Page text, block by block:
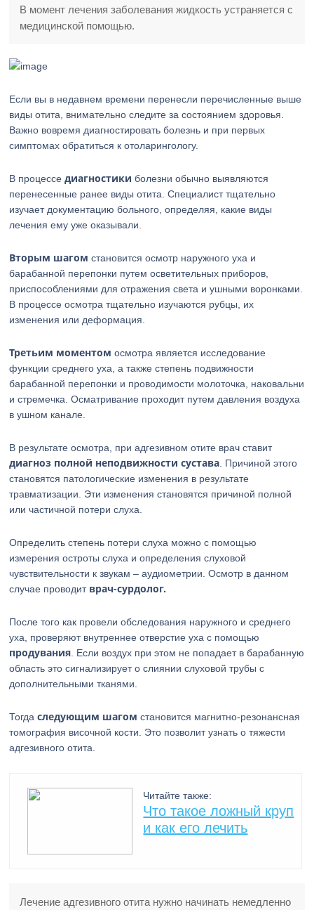
В момент лечения заболевания жидкость устраняется с
медицинской помощью.
Если вы в недавнем времени перенесли перечисленные выше
виды отита, внимательно следите за состоянием здоровья.
Важно вовремя диагностировать болезнь и при первых
симптомах обратиться к отоларингологу.
В процесседиагностики болезни обычно выявляются
перенесенные ранее виды отита. Специалист тщательно
изучает документацию больного, определяя, какие виды
лечения ему уже оказывали.
Вторым шагом становится осмотр наружного уха и
барабанной перепонки путем осветительных приборов,
приспособлениями для отражения света и ушными воронками.
В процессе осмотра тщательно изучаются рубцы, их
изменения или деформация.
Третьим моментом осмотра является исследование
функции среднего уха, а также степень подвижности
барабанной перепонки и проводимости молоточка, наковальни
и стремечка. Осматривание проходит путем давления воздуха
в ушном канале.
В результате осмотра, при адгезивном отите врач ставит
диагноз полной неподвижности сустава . Причиной этого
становятся патологические изменения в результате
травматизации. Эти изменения становятся причиной полной
или частичной потери слуха.
Определить степень потери слуха можно с помощью
измерения остроты слуха и определения слуховой
чувствительности к звукам – аудиометрии. Осмотр в данном
случае проводит врач-сурдолог.
После того как провели обследования наружного и среднего
уха, проверяют внутреннее отверстие уха с помощью
продувания . Если воздух при этом не попадает в барабанную
область это сигнализирует о слиянии слуховой трубы с
дополнительными тканями.
Тогдаследующим шагом становится магнитно-резонансная
томография височной кости. Это позволит узнать о тяжести
адгезивного отита.
Читайте также:
Что такое ложный круп
и как его лечить
Лечение адгезивного отита нужно начинать немедленно